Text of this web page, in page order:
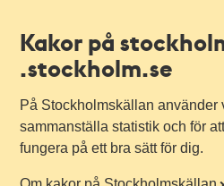
Kakor på
.stockholm.se
På Stockholmskällan använder
sammanställa statistik och för
fungera på ett bra sätt för dig.